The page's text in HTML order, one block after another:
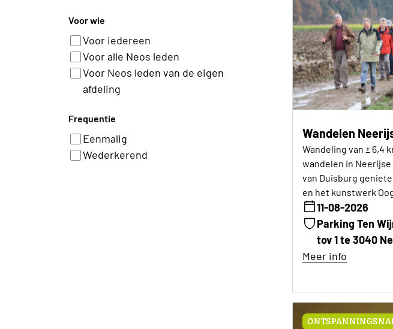
Voor wie
Voor iedereen
Voor alle Neos leden
Voor Neos leden van de eigen
afdeling
Frequentie
Eenmalig
Wederkerend
Wandelen
Wandeling van ± 6,4
wandelen in
van Duisburg
en het kunstwerk
11-08-2026
Parking Ten
tov 1 te 3040
Meer info